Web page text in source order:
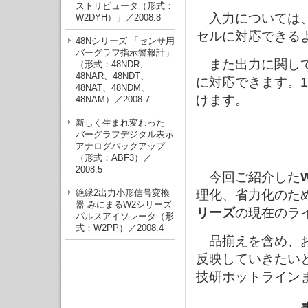
ストリビュータ（形式：
W2DYH）」／2008.8
48Nシリーズ 「センサ用
バーグラフ指示警報計」
（形式：48NDR、
48NAR、48NDT、
48NAT、48NDM、
48NAM）／2008.7
新しく生まれ変わった
バーグラフデジタル表示
アナログバックアップ
（形式：ABF3）／
2008.5
絶縁2出力小形信号変換
器 みにまるW2シリーズ
パルスアイソレータ（形
式：W2PP）／2008.4
入力については
セルに対応できる
また出力に関し
に対応できます。
けます。
今回ご紹介した
理化、省力化のた
リーズの現在のラ
品揃えを含め、
反映していきたい
技研ホットライン